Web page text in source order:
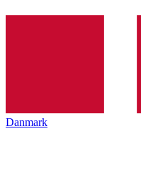
Danmark